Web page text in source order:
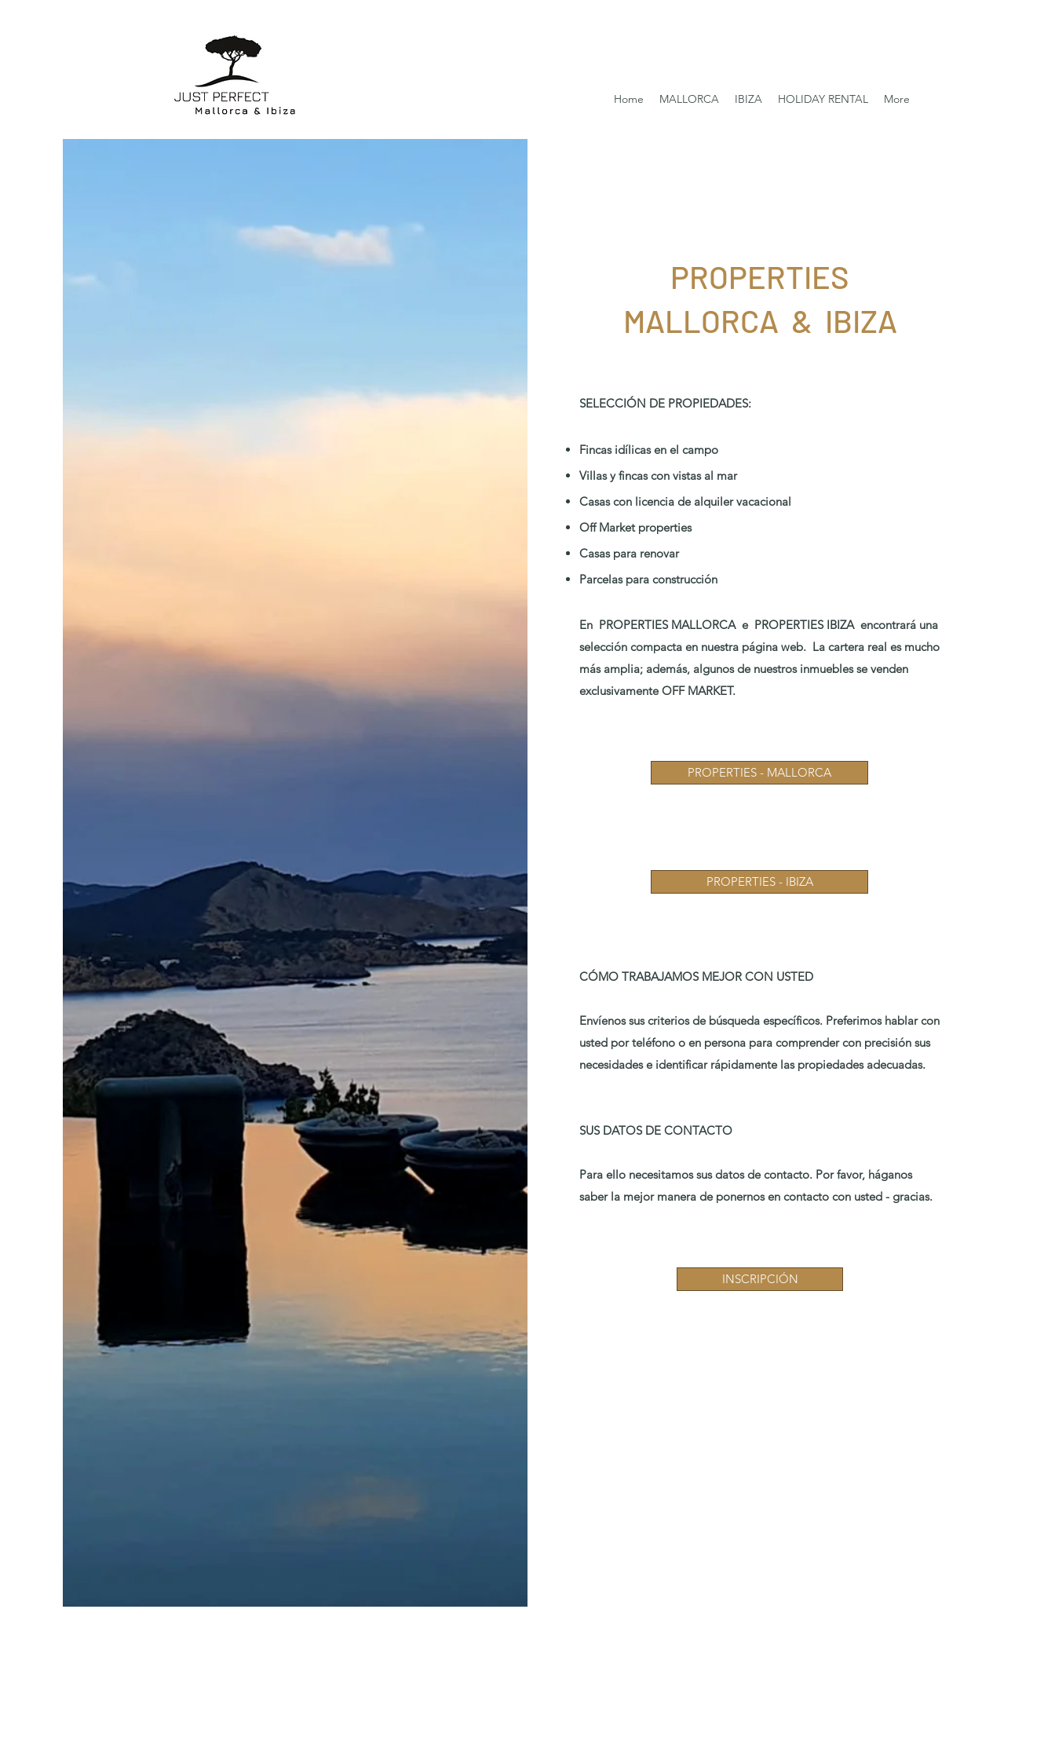
Home MALLORCA IBIZA HOLIDAY RENTAL More
PROPERTIES
MALLORCA & IBIZA
SELECCIÓN DE PROPIEDADES:
Fincas idílicas en el campo
Villas y fincas con vistas al mar
Casas con licencia de alquiler vacacional
Off Market properties
Casas para renovar
​Parcelas para construcción
En PROPERTIES MALLORCA e PROPERTIES IBIZA encontrará una
selección compacta en nuestra página web. La cartera real es mucho
más amplia; además, algunos de nuestros inmuebles se venden
exclusivamente OFF MARKET.
CÓMO TRABAJAMOS MEJOR CON USTED
Envíenos sus criterios de búsqueda específicos. Preferimos hablar con
usted por teléfono o en persona para comprender con precisión sus
necesidades e identificar rápidamente las propiedades adecuadas.
SUS DATOS DE CONTACTO
Para ello necesitamos sus datos de contacto. Por favor, háganos
saber la mejor manera de ponernos en contacto con usted - gracias.​​​​
PROPERTIES - MALLORCA
PROPERTIES - IBIZA
INSCRIPCIÓN